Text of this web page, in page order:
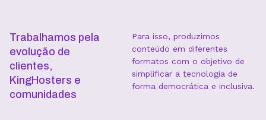
Trabalhamos pela
evolução de
clientes,
KingHosters e
comunidades
Para isso, produzimos
conteúdo em diferentes
formatos com o objetivo de
simplificar a tecnologia de
forma democrática e inclusiva.